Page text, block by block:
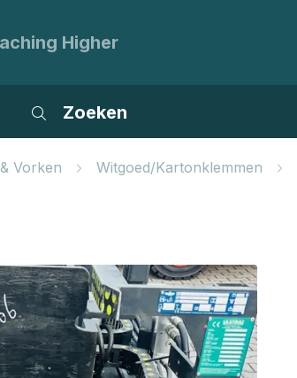
Higher
Zoeken
Vorken Witgoed/Kartonklemmen